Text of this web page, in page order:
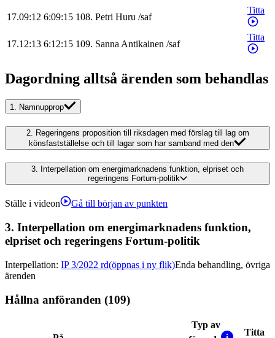
17.09:12 6:09:15 108. Petri Huru /saf
Titta
17.12:13 6:12:15 109. SannaAntikainen /saf
Titta
Dagordning alltså ärenden som behandlas
1. Namnupprop
2. Regeringens proposition till riksdagen med förslag till lag om
könsfastställelse och till lagar som har samband med den
3. Interpellation om energimarknadens funktion, elpriset och
regeringens Fortum-politik
Ställe i videon Gå till början av punkten
3. Interpellation om energimarknadens funktion,
elpriset och regeringens Fortum-politik
Interpellation: IP 3/2022 rd(öppnas i ny flik)Enda behandling, övriga
ärenden
Hållna anföranden (109)
Typ av
Titta